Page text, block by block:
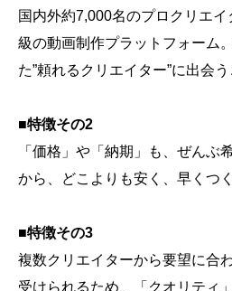
国内外約7,000名のプロクリエ
級の動画制作プラットフォーム
た”頼れるクリエイター”に出会う
■特徴その2
「価格」や「納期」も、ぜんぶ
から、どこよりも安く、早くつ
■特徴その3
複数クリエイターから要望に合
受けられるため、「クオリティ